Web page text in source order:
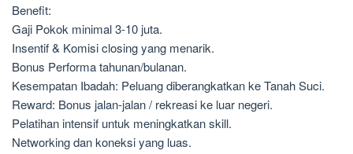
Benefit:
Gaji Pokok minimal 3-10 juta.
Insentif & Komisi closing yang menarik.
Bonus Performa tahunan/bulanan.
Kesempatan Ibadah: Peluang diberangkatkan ke Tanah Suci.
Reward: Bonus jalan-jalan / rekreasi ke luar negeri.
Pelatihan intensif untuk meningkatkan skill.
Networking dan koneksi yang luas.